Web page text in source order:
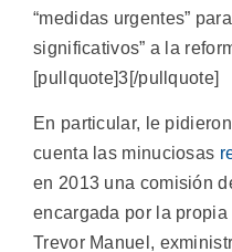
“medidas urgentes”
significativos” a la
[pullquote]3[/pullquote]
En particular, le
cuenta las minuciosas
en 2013 una comisión
encargada por la
Trevor Manuel,